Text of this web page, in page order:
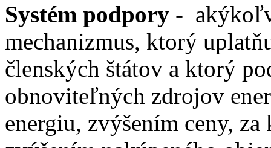
Systém podpory -
mechanizmus, ktorý
členských štátov a ktorý
obnoviteľných zdrojov
energiu, zvýšením ceny,